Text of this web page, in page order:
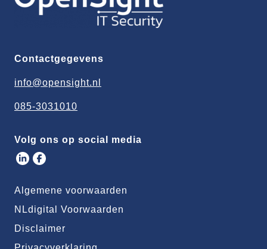
Contactgegevens
info@opensight.nl
085-3031010
Volg ons op social media
Algemene voorwaarden
NLdigital Voorwaarden
Disclaimer